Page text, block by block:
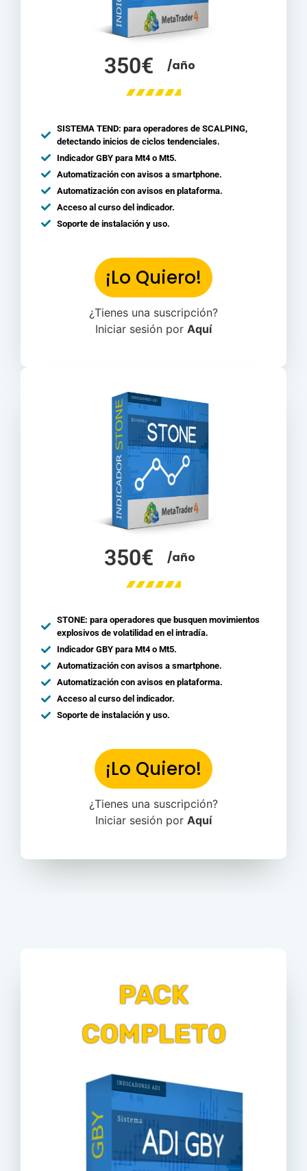
350€ /año
SISTEMA TEND: para operadores de SCALPING,
detectando inicios de ciclos tendenciales.
Indicador GBY para Mt4 o Mt5.
Automatización con avisos a smartphone.
Automatización con avisos en plataforma.
Acceso al curso del indicador.
Soporte de instalación y uso.
¡Lo Quiero!
¿Tienes una suscripción?
Iniciar sesión por Aquí
350€ /año
STONE: para operadores que busquen movimientos
explosivos de volatilidad en el intradía.
Indicador GBY para Mt4 o Mt5.
Automatización con avisos a smartphone.
Automatización con avisos en plataforma.
Acceso al curso del indicador.
Soporte de instalación y uso.
¡Lo Quiero!
¿Tienes una suscripción?
Iniciar sesión por Aquí
PACK
COMPLETO